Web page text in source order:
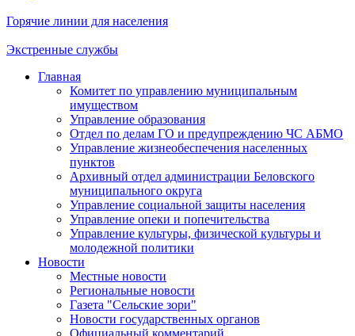
Горячие линии для населения
Экстренные службы
Главная
Комитет по управлению муниципальным
имуществом
Управление образования
Отдел по делам ГО и предупреждению ЧС АБМО
Управление жизнеобеспечения населенных
пунктов
Архивный отдел администрации Беловского
муниципального округа
Управление социальной защиты населения
Управление опеки и попечительства
Управление культуры, физической культуры и
молодежной политики
Новости
Местные новости
Региональные новости
Газета "Сельские зори"
Новости государственных органов
Официальный комментарий